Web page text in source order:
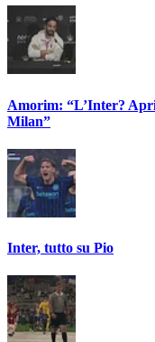
Amorim: “L’Inter?
Milan”
Inter, tutto su Pio